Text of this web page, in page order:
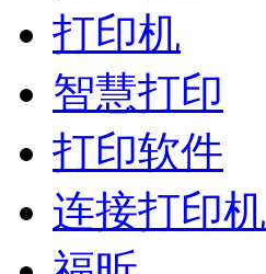
打印机
智慧打印
打印软件
连接打印机